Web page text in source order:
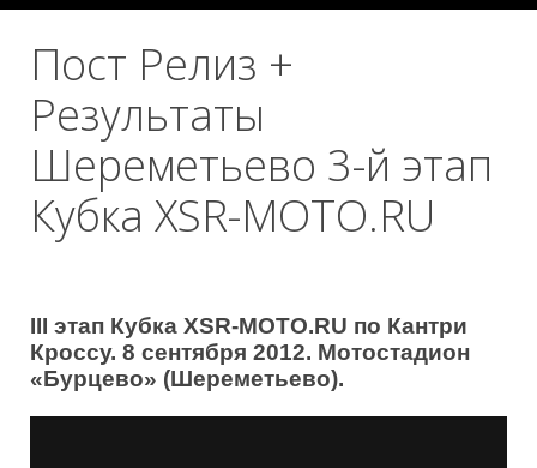
Пост Релиз +
Результаты
Шереметьево 3-й этап
Кубка XSR-MOTO.RU
III этап Кубка XSR-MOTO.RU по Кантри
Кроссу. 8 сентября 2012. Мотостадион
«Бурцево» (Шереметьево).